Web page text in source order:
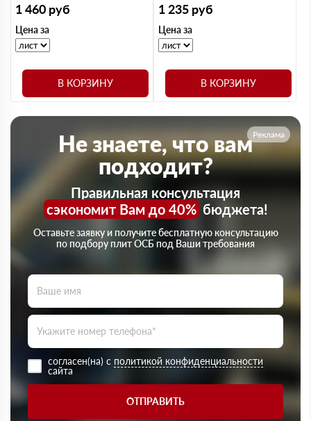
1 460 руб
Цена за
В КОРЗИНУ
1 235 руб
Цена за
В КОРЗИНУ
Реклама
Не знаете, что вам
подходит?
Правильная консультация
сэкономит Вам до 40%бюджета!
Оставьте заявку и получите бесплатную консультацию
по подбору плит ОСБ под Ваши требования
согласен(на) с политикой конфиденциальности
сайта
ОТПРАВИТЬ